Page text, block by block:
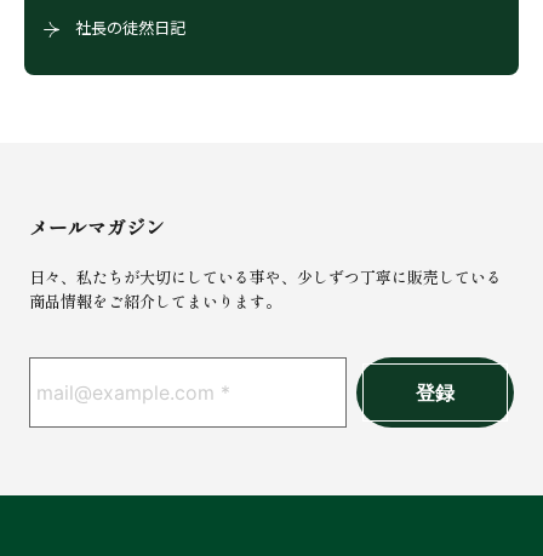
社長の徒然日記
メールマガジン
日々、私たちが大切にしている事や、少しずつ丁寧に販売している
商品情報をご紹介してまいります。